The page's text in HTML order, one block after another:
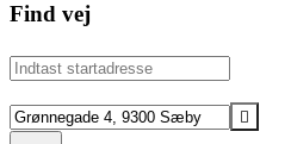
Find vej
Address
-
Guldgravning
[]
Destination
Address